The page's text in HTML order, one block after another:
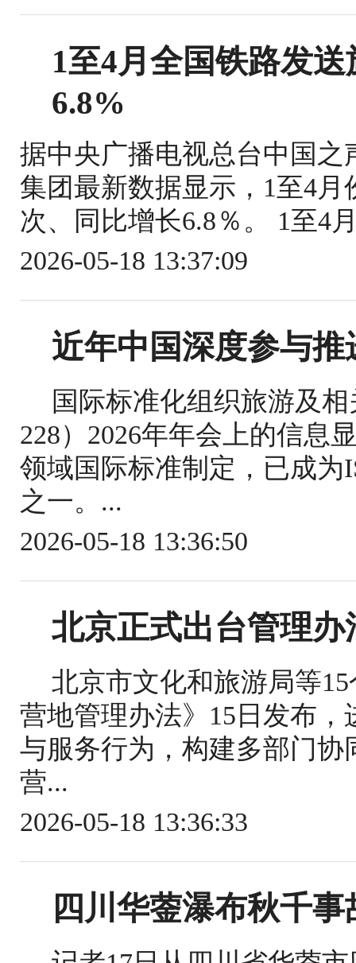
1至4月全国铁路发
6.8%
据中央广播电视总台中国
集团最新数据显示，1至4月
次、同比增长6.8％。 1至4
2026-05-18 13:37:09
近年中国深度参与
国际标准化组织旅游及
228）2026年年会上的信息
领域国际标准制定，已成为
之一。...
2026-05-18 13:36:50
北京正式出台管理
北京市文化和旅游局等
营地管理办法》15日发布
与服务行为，构建多部门
营...
2026-05-18 13:36:33
四川华蓥瀑布秋千